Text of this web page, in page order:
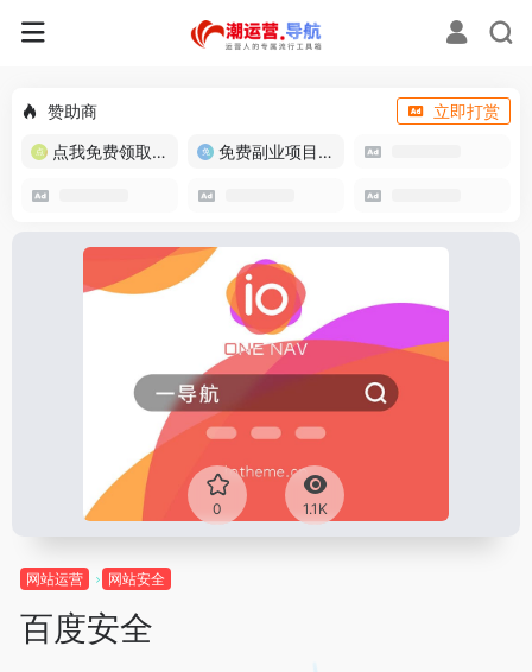
赞助商
立即打赏
点我免费领取流量卡
免费副业项目/实战推荐
0 1.1K
网站运营 网站安全
百度安全